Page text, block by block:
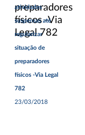
atividades
suspensas até
regularizar
situação de
preparadores
físicos -Via Legal
782
23/03/2018